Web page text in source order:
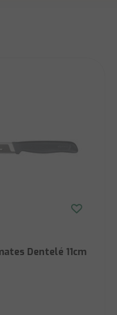
Dentelé 11cm